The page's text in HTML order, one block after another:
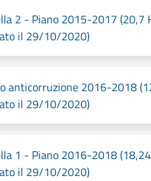
2 - Piano 2015-2017 (20,7
il 29/10/2020)
anticorruzione 2016-2018
il 29/10/2020)
1 - Piano 2016-2018
il 29/10/2020)